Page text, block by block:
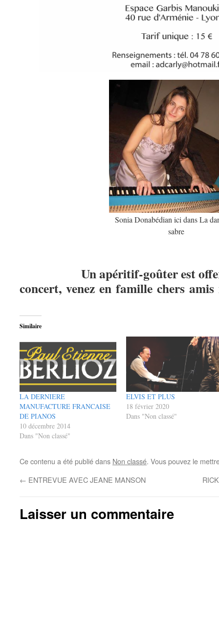
Sonia Donabédian ici dans La
sabre
Un apéritif-goûter est
concert, venez en famille chers
Similaire
LA DERNIERE
MANUFACTURE FRANCAISE
DE PIANOS
10 décembre 2014
Dans "Non classé"
ELVIS ET PLUS
18 février 2020
Dans "Non classé"
Ce contenu a été publié dans Non classé. Vous pouvez le
← ENTREVUE AVEC JEANE MANSON
Laisser un commentaire